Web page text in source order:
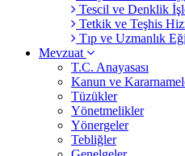
Tescil ve Denklik
Tetkik ve Teşhis
Tıp ve Uzmanlık
Mevzuat
T.C. Anayasası
Kanun ve
Tüzükler
Yönetmelikler
Yönergeler
Tebliğler